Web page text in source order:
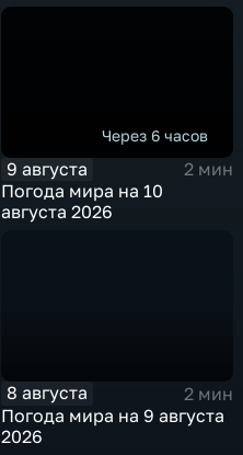
Через 6 часов
9 августа
2 мин
Погода мира на 10
августа 2026
8 августа
2 мин
Погода мира на 9 августа
2026